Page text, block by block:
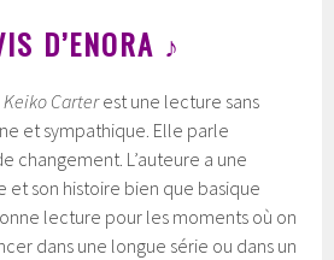
D’ENORA ♪
Carterest une lecture sans
et sympathique. Elle parle
changement. L’auteure a une
et son histoire bien que basique
lecture pour les moments où on
dans une longue série ou dans un